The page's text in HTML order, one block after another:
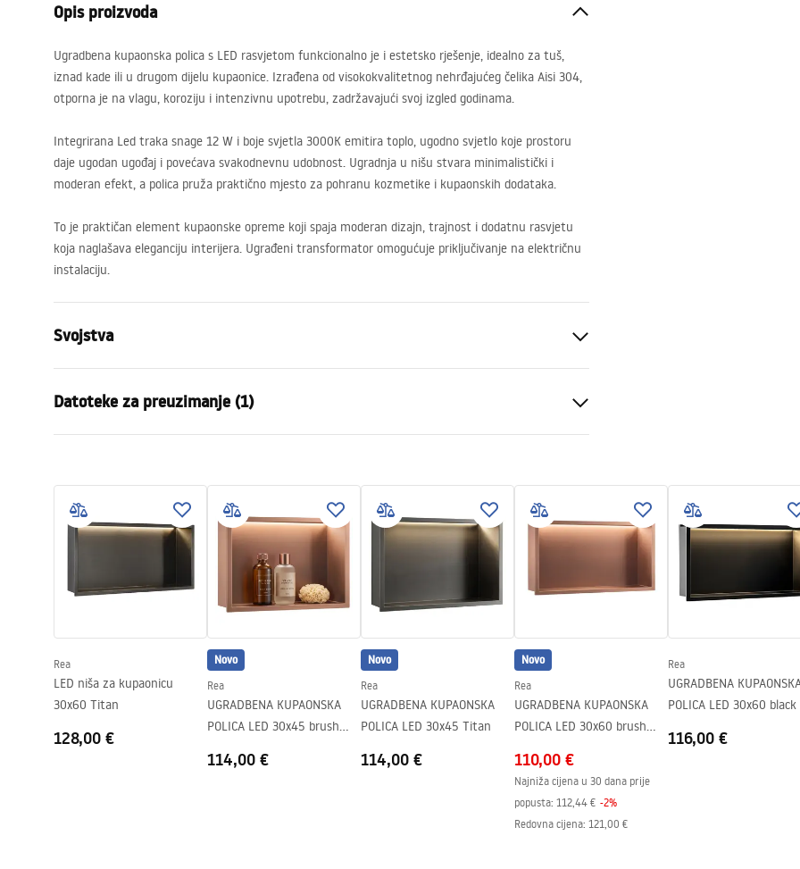
Opis proizvoda
Ugradbena kupaonska polica s LED rasvjetom funkcionalno je i estetsko rješenje, idealno za tuš,
iznad kade ili u drugom dijelu kupaonice. Izrađena od visokokvalitetnog nehrđajućeg čelika Aisi 304,
otporna je na vlagu, koroziju i intenzivnu upotrebu, zadržavajući svoj izgled godinama.
Integrirana Led traka snage 12 W i boje svjetla 3000K emitira toplo, ugodno svjetlo koje prostoru
daje ugodan ugođaj i povećava svakodnevnu udobnost. Ugradnja u nišu stvara minimalistički i
moderan efekt, a polica pruža praktično mjesto za pohranu kozmetike i kupaonskih dodataka.
To je praktičan element kupaonske opreme koji spaja moderan dizajn, trajnost i dodatnu rasvjetu
koja naglašava eleganciju interijera. Ugrađeni transformator omogućuje priključivanje na električnu
instalaciju.
Svojstva
Materijal
Način montaže
Samoljepljiv
Dubina
100
mm
24 mjeseca
Datoteke za preuzimanje (1)
Warranty_Terms_and_Conditions_Accessories_-_24.pdf
Rea
LED niša za kupaonicu
30x60 Titan
128,00 €
Novo
Rea
UGRADBENA KUPAONSKA
POLICA LED 30x45 brush
114,00 €
Novo
Rea
UGRADBENA KUPAONSKA
POLICA LED 30x45 Titan
114,00 €
Novo
Rea
UGRADBENA KUPAONSKA
POLICA LED 30x60 brush
110,00 €
Najniža cijena u 30 dana prije
popusta: 112,44 € -2%
Redovna cijena: 121,00 €
Rea
UGRADBENA
POLICA LED 30x60 black
116,00 €